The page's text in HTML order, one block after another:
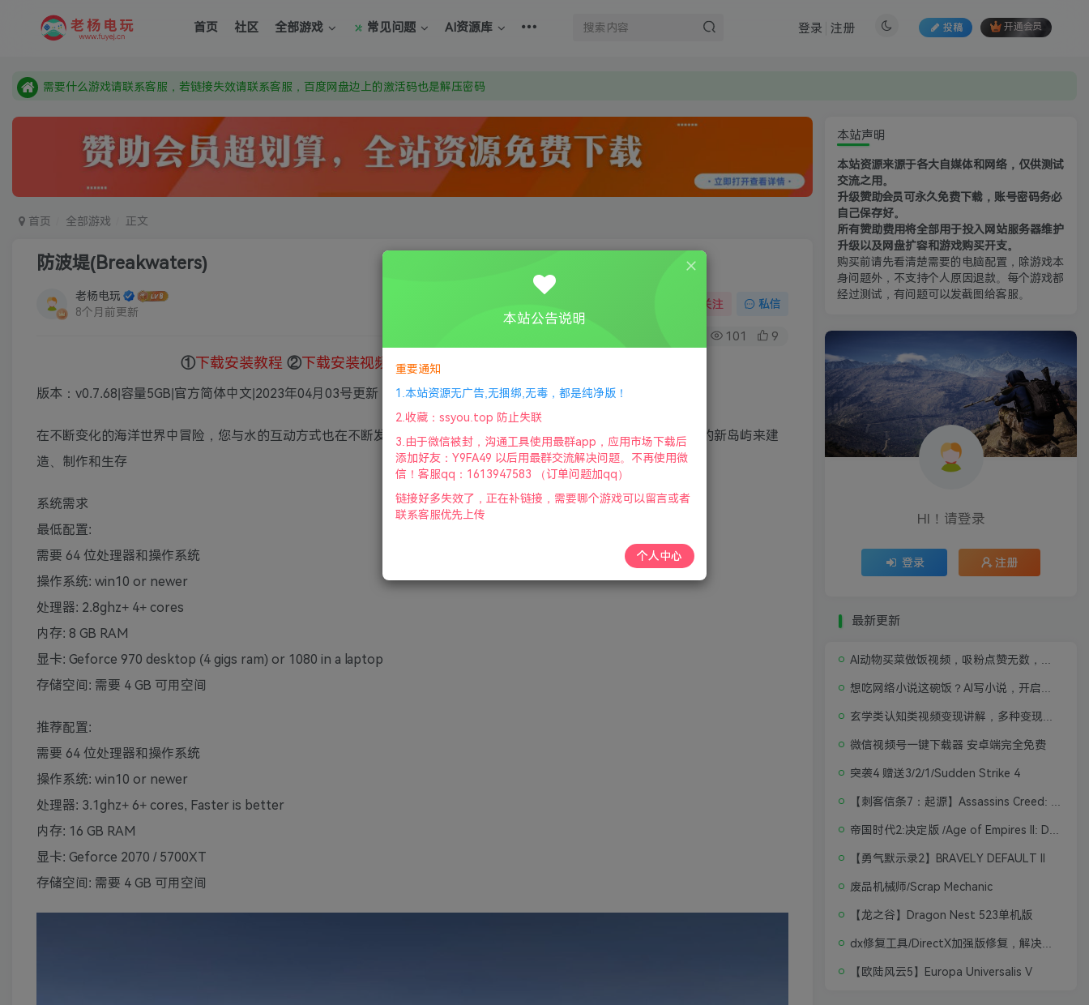
首页 社区 全部游戏 常见问题 AI资源库 投稿 开通会员
登录 注册
本站资源来自网络搜集，如有侵权，请联系删除：fuyej@qq.com 附上证书和内容链接
需要什么游戏请联系客服，若链接失效请联系客服，百度网盘边上的激活码也是解压密码
首页 全部游戏 正文
防波堤(Breakwaters)
老杨电玩
8个月前更新
关注 私信
101 9
①下载安装教程 ②下载安装视频教程 ③
版本：v0.7.68|容量5GB|官方简体中文|2023年04月03号更新
在不断变化的海洋世界中冒险，您与水的互动方式也在不断发展。 与朋友一起游泳、航行和飞行，寻找拥有独特资源的新岛屿来建
造、制作和生存
系统需求
最低配置:
需要 64 位处理器和操作系统
操作系统: win10 or newer
处理器: 2.8ghz+ 4+ cores
内存: 8 GB RAM
显卡: Geforce 970 desktop (4 gigs ram) or 1080 in a laptop
存储空间: 需要 4 GB 可用空间
推荐配置:
需要 64 位处理器和操作系统
操作系统: win10 or newer
处理器: 3.1ghz+ 6+ cores, Faster is better
内存: 16 GB RAM
显卡: Geforce 2070 / 5700XT
存储空间: 需要 4 GB 可用空间
本站声明
本站资源来源于各大自媒体和网络，仅供测试
交流之用。
升级赞助会员可永久免费下载，账号密码务必
自己保存好。
所有赞助费用将全部用于投入网站服务器维护
升级以及网盘扩容和游戏购买开支。
购买前请先看清楚需要的电脑配置，除游戏本
身问题外，不支持个人原因退款。每个游戏都
经过测试，有问题可以发截图给客服。
HI！请登录
登录 注册
最新更新
微信视频号一键下载器 安卓端完全免费
突袭4 赠送3/2/1/Sudden Strike 4
【勇气默示录2】BRAVELY DEFAULT II
废品机械师/Scrap Mechanic
【龙之谷】Dragon Nest 523单机版
【欧陆风云5】Europa Universalis V
本站公告说明
重要通知
1.本站资源无广告,无捆绑,无毒，都是纯净版！
2.收藏：ssyou.top 防止失联
3.由于微信被封，沟通工具使用最群app，应用市场下载后
添加好友：Y9FA49 以后用最群交流解决问题。不再使用微
信！客服qq：1613947583 （订单问题加qq）
链接好多失效了，正在补链接，需要哪个游戏可以留言或者
联系客服优先上传
个人中心